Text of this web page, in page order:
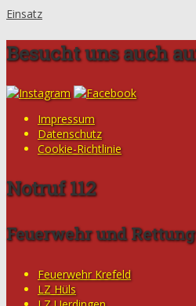
Einsatz
Besucht uns auch
Impressum
Datenschutz
Cookie-Richtlinie
Notruf 112
Feuerwehr und
Feuerwehr Krefeld
LZ Hüls